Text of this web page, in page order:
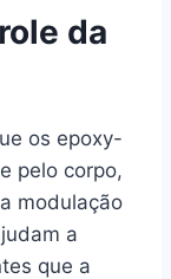
da
os epoxy-
pelo corpo,
modulação
a
que a